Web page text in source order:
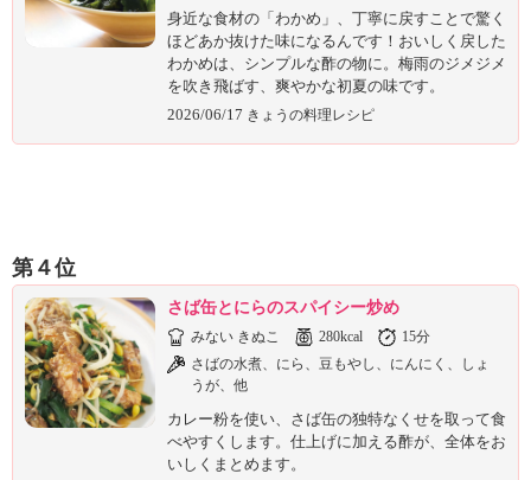
き
ょ
う
の
料
身近な食材の「わかめ」、丁寧に戻すことで驚く
ほどあか抜けた味になるんです！おいしく戻した
わかめは、シンプルな酢の物に。梅雨のジメジメ
を吹き飛ばす、爽やかな初夏の味です。
2026/06/17 きょうの料理レシピ
第４位
さば缶とにらのスパイシー炒め
みない きぬこ 280kcal
15分
さばの水煮、にら、豆もやし、にんにく、しょ
うが、他
カレー粉を使い、さば缶の独特なくせを取って食
べやすくします。仕上げに加える酢が、全体をお
いしくまとめます。